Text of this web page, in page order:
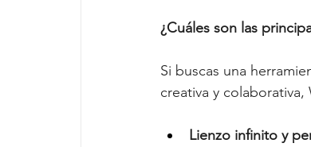
¿Cuáles son las
Si buscas una
creativa y colaborativa,
Lienzo infinito y